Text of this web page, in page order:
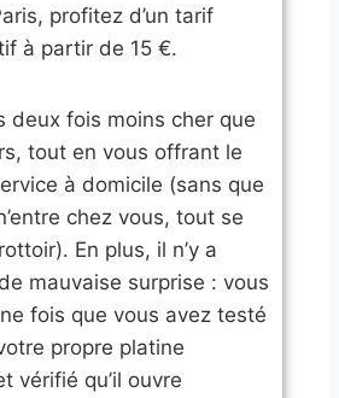
profitez d’un tarif
à partir de 15 €.
deux fois moins cher que
tout en vous offrant le
à domicile (sans que
chez vous, tout se
En plus, il n’y a
mauvaise surprise : vous
fois que vous avez testé
propre platine
vérifié qu’il ouvre